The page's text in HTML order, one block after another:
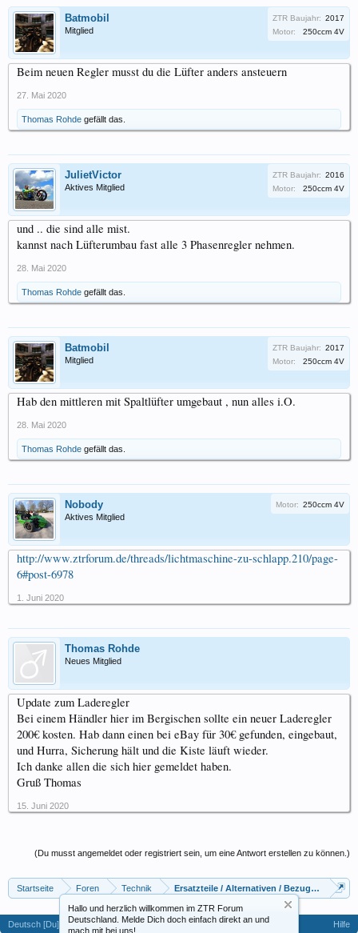
Hallo und herzlich willkommen im ZTR Forum
Deutschland. Melde Dich doch einfach direkt an und
mach mit bei uns!
Batmobil
Mitglied
ZTR Baujahr: 2017
Motor:
250ccm 4V
Beim neuen Regler musst du die Lüfter anders ansteuern
27. Mai 2020
Thomas Rohde gefällt das.
JulietVictor
Aktives Mitglied
ZTR Baujahr: 2016
Motor:
250ccm 4V
und .. die sind alle mist.
kannst nach Lüfterumbau fast alle 3 Phasenregler nehmen.
28. Mai 2020
Thomas Rohde gefällt das.
Batmobil
Mitglied
ZTR Baujahr: 2017
Motor:
250ccm 4V
Hab den mittleren mit Spaltlüfter umgebaut , nun alles i.O.
28. Mai 2020
Thomas Rohde gefällt das.
Nobody
Aktives Mitglied
Motor: 250ccm 4V
http://www.ztrforum.de/threads/lichtmaschine-zu-schlapp.210/page-
6#post-6978
1. Juni 2020
Thomas Rohde
Neues Mitglied
Update zum Laderegler
Bei einem Händler hier im Bergischen sollte ein neuer Laderegler
200€ kosten. Hab dann einen bei eBay für 30€ gefunden, eingebaut,
und Hurra, Sicherung hält und die Kiste läuft wieder.
Ich danke allen die sich hier gemeldet haben.
Gruß Thomas
15. Juni 2020
(Du musst angemeldet oder registriert sein, um eine Antwort erstellen zu können.)
Startseite Foren Technik Ersatzteile / Alternativen / Bezugsquellen
Deutsch [Du] Hilfe